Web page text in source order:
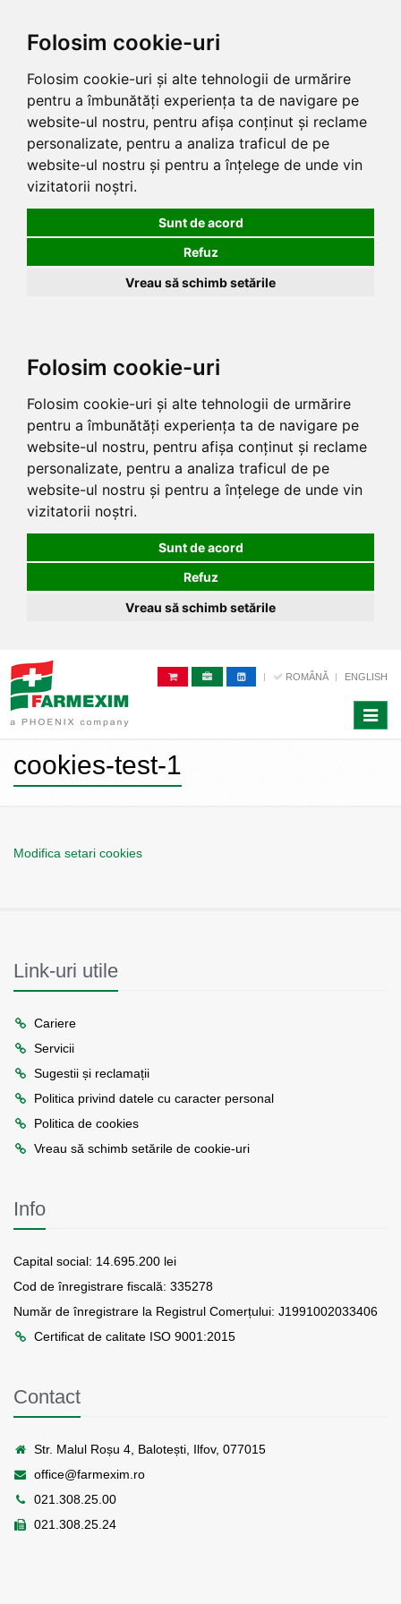
Folosim cookie-uri
Folosim cookie-uri și alte tehnologii de urmărire
pentru a îmbunătăți experiența ta de navigare pe
website-ul nostru, pentru afișa conținut și reclame
personalizate, pentru a analiza traficul de pe
website-ul nostru și pentru a înțelege de unde vin
vizitatorii noștri.
Sunt de acord
Refuz
Vreau să schimb setările
Folosim cookie-uri
Folosim cookie-uri și alte tehnologii de urmărire
pentru a îmbunătăți experiența ta de navigare pe
website-ul nostru, pentru afișa conținut și reclame
personalizate, pentru a analiza traficul de pe
website-ul nostru și pentru a înțelege de unde vin
vizitatorii noștri.
Sunt de acord
Refuz
Vreau să schimb setările
ROMÂNĂ ENGLISH
Toggle
cookies-test-1
Modifica setari cookies
Link-uri utile
Cariere
Servicii
Sugestii și reclamații
Politica privind datele cu caracter personal
Politica de cookies
Vreau să schimb setările de cookie-uri
Info
Capital social: 14.695.200 lei
Cod de înregistrare fiscală: 335278
Număr de înregistrare la Registrul Comerțului: J1991002033406
Certificat de calitate ISO 9001:2015
Contact
Str. Malul Roșu 4, Balotești, Ilfov, 077015
office@farmexim.ro
021.308.25.00
021.308.25.24